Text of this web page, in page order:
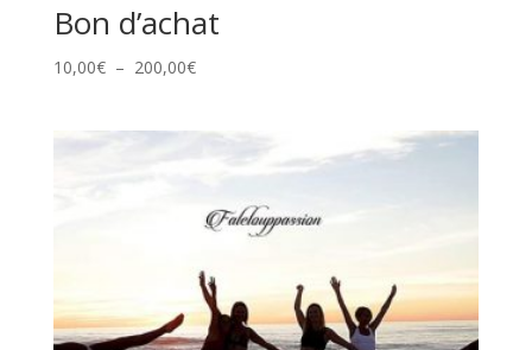
Bon d’achat
10,00€ – 200,00€Plage
200,00€